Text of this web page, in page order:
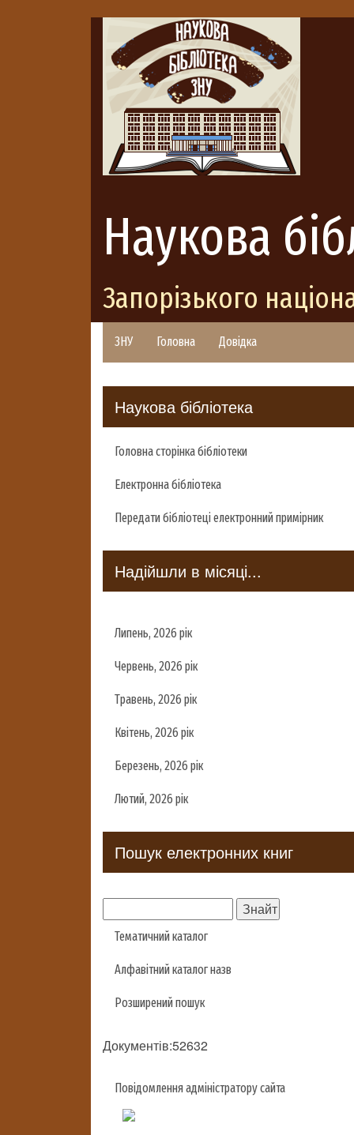
Наукова
Запорізького
ЗНУ Головна Довідка
Наукова бібліотека
Головна сторінка бібліотеки
Електронна бібліотека
Передати бібліотеці електронний примірник
Надійшли в місяці...
Липень, 2026 рік
Червень, 2026 рік
Травень, 2026 рік
Квітень, 2026 рік
Березень, 2026 рік
Лютий, 2026 рік
Пошук електронних книг
Тематичний каталог
Алфавітний каталог назв
Розширений пошук
Документів:52632
Повідомлення адміністратору сайта